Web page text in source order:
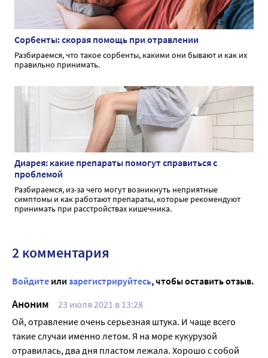
Сорбенты: скорая помощь при отравлении
Разбираемся, что такое сорбенты, какими они бывают и как их
правильно принимать.
Диарея: какие препараты помогут справиться с
проблемой
Разбираемся, из-за чего могут возникнуть неприятные
симптомы и как работают препараты, которые рекомендуют
принимать при расстройствах кишечника.
2 комментария
Войдите или зарегистрируйтесь, чтобы оставить отзыв.
Аноним
23 июля 2021 в 13:28
Ой, отравление очень серьезная штука. И чаще всего
такие случаи именно летом. Я на море кукурузой
отравилась, два дня пластом лежала. Хорошо с собой